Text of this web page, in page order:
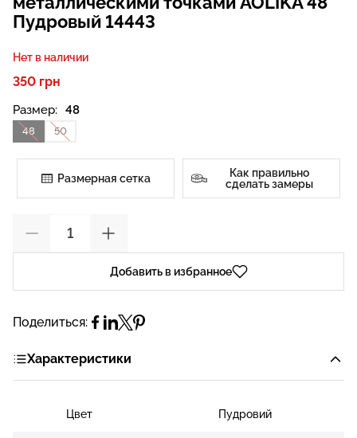
Пудровый 14443
Нет в наличии
350 грн
Размер: 48
48 50
Размерная сетка
Как правильно
сделать замеры
Добавить в избранное
Поделиться:
Характеристики
Цвет Пудровий